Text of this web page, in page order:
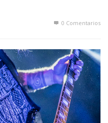
0 Comentarios